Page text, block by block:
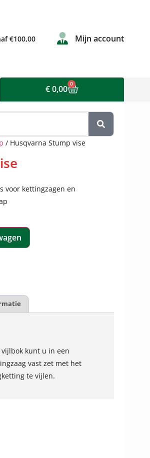
€100,00 Mijn account
€0,00 0
/ Husqvarna Stump vise
voor kettingzagen en
kunt u in een
vast zet met het
te vijlen.